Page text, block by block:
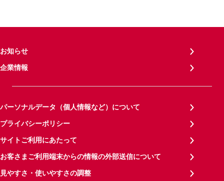
お知らせ
企業情報
パーソナルデータ（個人情報など）について
プライバシーポリシー
サイトご利用にあたって
お客さまご利用端末からの情報の外部送信について
見やすさ・使いやすさの調整